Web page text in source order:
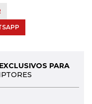
PARA